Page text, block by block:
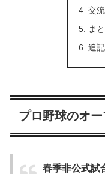
交
ま
追記
プロ野球のオ
春季非公式試